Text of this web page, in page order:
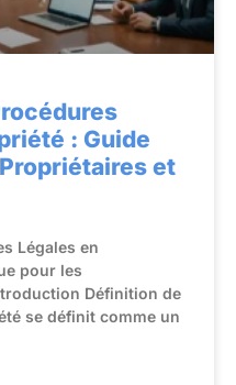
: Guide
et
Légales en
pour les
Définition de
se définit comme un